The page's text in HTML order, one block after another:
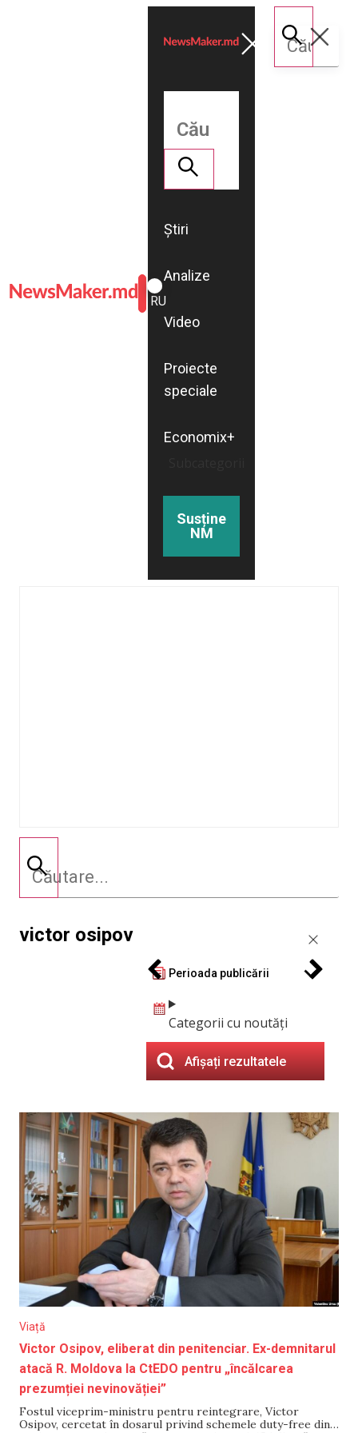
ROMÂNĂ
RU
Știri
Analize
Video
Proiecte
speciale
Economix+
Susține
NM
victor osipov
Perioada publicării
Categorii cu noutăți
Afișați rezultatele
Viață
Victor Osipov, eliberat din penitenciar. Ex-demnitarul
atacă R. Moldova la CtEDO pentru „încălcarea
prezumției nevinovăției”
Fostul viceprim-ministru pentru reintegrare, Victor
Osipov, cercetat în dosarul privind schemele duty-free din